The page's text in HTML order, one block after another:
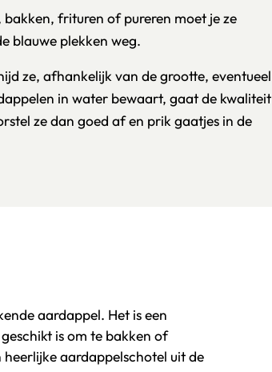
frituren of pureren moet je ze
blauwe plekken weg.
ze, afhankelijk van de grootte, eventueel
in water bewaart, gaat de kwaliteit
ze dan goed af en prik gaatjes in de
aardappel. Het is een
is om te bakken of
aardappelschotel uit de